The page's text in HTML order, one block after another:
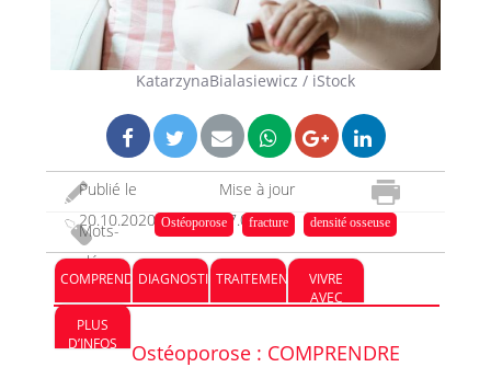
KatarzynaBialasiewicz / iStock
Publié le
20.10.2020
Mise à jour
07.04.2023
Mots-
clés :
Ostéoporose fracture densité osseuse
COMPRENDREDIAGNOSTICTRAITEMENT
VIVRE
AVEC
PLUS
D’INFOS
Ostéoporose : COMPRENDRE